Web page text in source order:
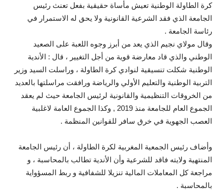
كرة الطاولة الوطنية تعيش مأساة حقيقية بفعل تعنث رئيس
الجامعة الذي فقد الشرعية القانونية ولا يحق له الاستمرار في
رئاسة الجامعة .
وقال مولاي نجيم الذي يعد من أبرز وجوه اللعبة على الصعيد
الوطني والذي قاد معارضة قوية من أجل التغيير ، قال : الأندية
الوطنية شكلت تنسيقية لنوادي كرة الطاولة ، وراسلت السيد وزير
التربية الوطنية والتعليم الأولي والرياضة ورافقت مراسلتها بالعديد
من الخروقات التنظيمية والقانونية لرئيس الجامعة حيث لم يعقد
الجموع العام للجامعة منذ 2019 , وكذا الجموع العامة لاغلبية
العصب الجهوية في خرق سافر للقوانين المنظمة .
وأضاف رئيس الجمعية المغربية لكرة الطاولة ، أن رئيس الجامعة
المنتهية ولايته فاقد للشرعية وأن الأندية تطالب بالمحاسبة ، و
مراجعة كل المعاملات المالية تنزيلا للشفافية و ربط المسؤواية
بالمحاسبة .